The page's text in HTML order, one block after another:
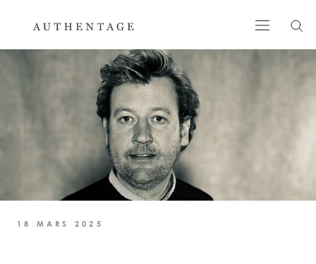
18 MARS 2025